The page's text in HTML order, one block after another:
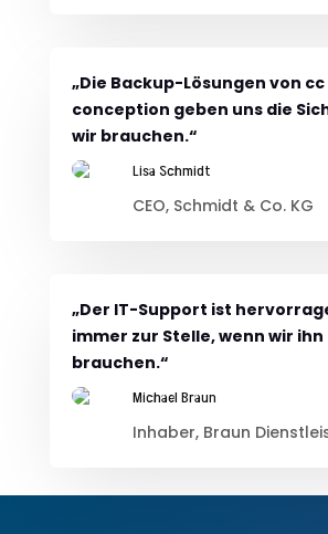
„Die Backup-Lösungen von
conception geben uns die
wir brauchen.“
Lisa Schmidt
CEO, Schmidt & Co. KG
„Der IT-Support ist
immer zur Stelle, wenn wir ihn
brauchen.“
Michael Braun
Inhaber, Braun